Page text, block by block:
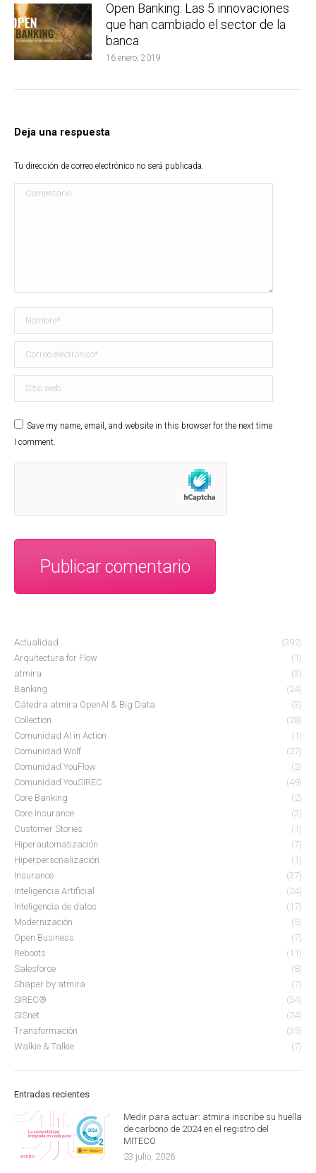
Open Banking: Las 5 innovaciones
que han cambiado el sector de la
banca.
16 enero, 2019
Deja una respuesta
Tu dirección de correo electrónico no será publicada.
Comentario
Nombre *
Correo electrónico *
Sitio web
Save my name, email, and website in this browser for the next time
I comment.
Publicar comentario
Actualidad
(392)
Arquitectura for Flow
(1)
atmira
(3)
Banking
(24)
Cátedra atmira OpenAI & Big Data
(3)
Collection
(28)
Comunidad AI in Action
(1)
Comunidad Wolf
(27)
Comunidad YouFlow
(2)
Comunidad YouSIREC
(49)
Core Banking
(2)
Core Insurance
(3)
Customer Stories
(1)
Hiperautomatización
(7)
Hiperpersonalización
(1)
Insurance
(37)
Inteligencia Artificial
(24)
Inteligencia de datos
(17)
Modernización
(5)
Open Business
(7)
Reboots
(11)
Salesforce
(8)
Shaper by atmira
(7)
SIREC®
(54)
SISnet
(24)
Transformación
(35)
Walkie & Talkie
(7)
Entradas recientes
Medir para actuar: atmira inscribe su huella
de carbono de 2024 en el registro del
MITECO
23 julio, 2026